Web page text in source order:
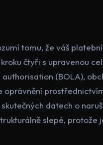
tomu, že váš
čtyři s upravenou
(BOLA),
oprávnění
datech o
slepé, protože